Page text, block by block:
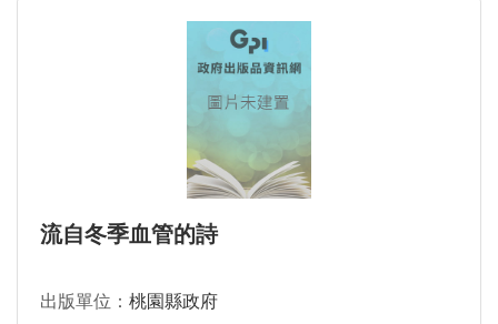
流自冬季血管的詩
出版單位： 桃園縣政府